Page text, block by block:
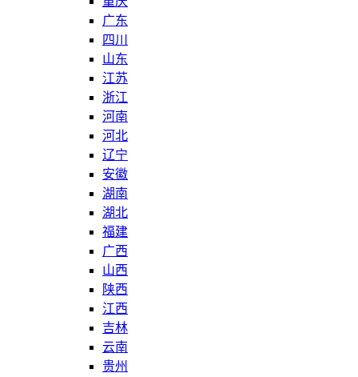
广东
四川
山东
江苏
浙江
河南
河北
辽宁
安徽
湖南
湖北
福建
广西
山西
陕西
江西
吉林
云南
贵州